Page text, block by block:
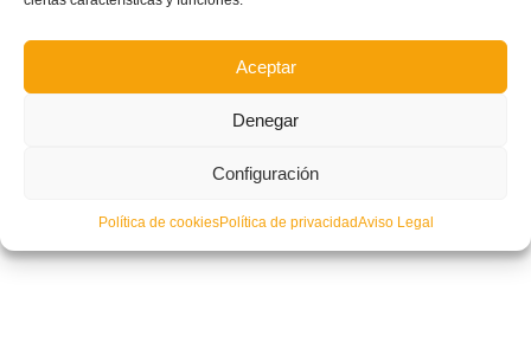
Aceptar
Denegar
Configuración
Política de cookiesPolítica de privacidadAviso Legal